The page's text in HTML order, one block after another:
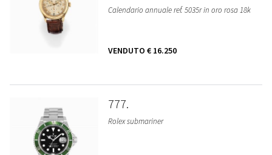
Calendario annuale ref. 5035r in oro rosa 18k
VENDUTO € 16.250
777
Rolex submariner